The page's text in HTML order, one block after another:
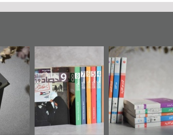
"مرآة البحرين"
جديدة لمعتقل
عسكري تصدر عن
«مرآة البحرين»
حصاد 2017